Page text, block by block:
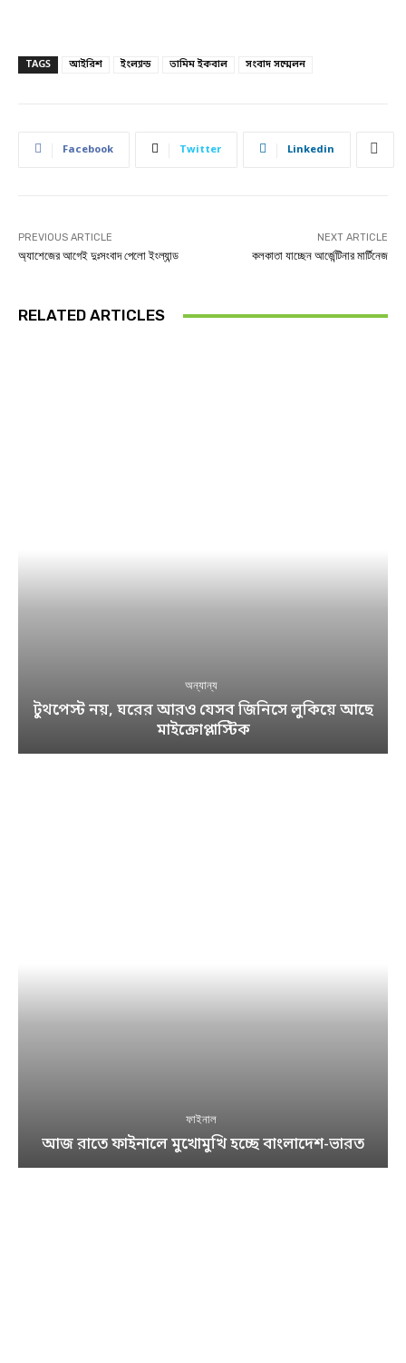
TAGS আইরিশ ইংল্যান্ড তামিম ইকবাল সংবাদ সম্মেলন
Facebook Twitter Linkedin
PREVIOUS ARTICLE
অ্যাশেজের আগেই দুঃসংবাদ পেলো ইংল্যান্ড
NEXT ARTICLE
কলকাতা যাচ্ছেন আর্জেন্টিনার মার্টিনেজ
RELATED ARTICLES
অন্যান্য
টুথপেস্ট নয়, ঘরের আরও যেসব জিনিসে লুকিয়ে আছে
মাইক্রোপ্লাস্টিক
ফাইনাল
আজ রাতে ফাইনালে মুখোমুখি হচ্ছে বাংলাদেশ-ভারত